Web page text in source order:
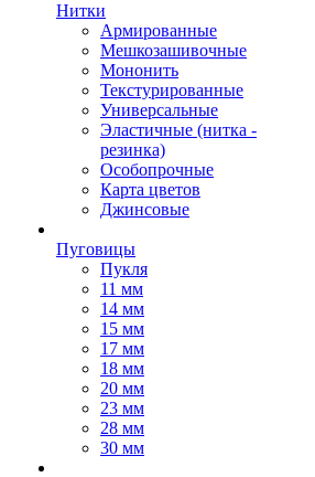
Нитки
Армированные
Мешкозашивочные
Мононить
Текстурированные
Универсальные
Эластичные (нитка -
резинка)
Особопрочные
Карта цветов
Джинсовые
Пуговицы
Пукля
11 мм
14 мм
15 мм
17 мм
18 мм
20 мм
23 мм
28 мм
30 мм